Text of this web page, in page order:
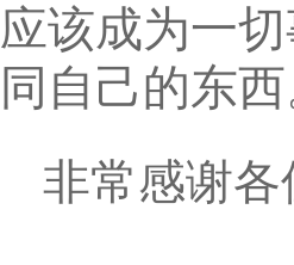
应该成为一
同自己的东西
非常感谢各